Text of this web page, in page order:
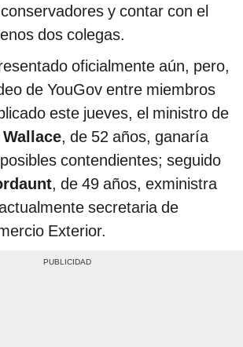
y contar con el
dos colegas.
oficialmente aún, pero,
de YouGov entre miembros
este jueves, el ministro de
Wallace, de 52 años, ganaría
contendientes; seguido
, de 49 años, exministra
secretaria de
Exterior.